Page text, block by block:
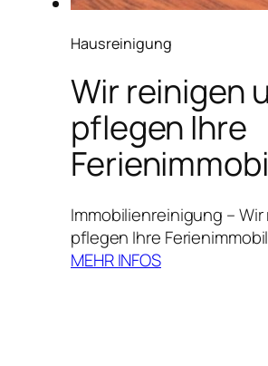
Hausreinigung
Wir reinigen
pflegen Ihre
Immobilienreinigung –
pflegen Ihre
MEHR INFOS